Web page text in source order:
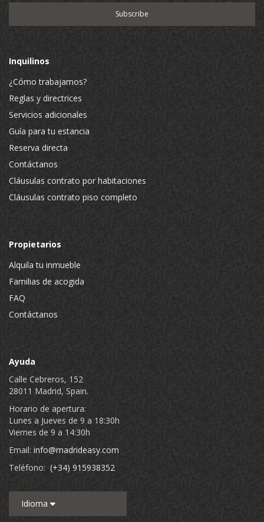
Inquilinos
¿Cómo trabajamos?
Reglas y directrices
Servicios adicionales
Guía para tu estancia
Reserva directa
Contáctanos
Cláusulas contrato por habitaciones
Cláusulas contrato piso completo
Propietarios
Alquila tu inmueble
Familias de acogida
FAQ
Contáctanos
Ayuda
Calle Cebreros, 152
28011 Madrid, Spain.
Horario de apertura:
Lunes a Jueves de 9 a 18:30h
Viernes de 9 a 14:30h
Email: info@madrideasy.com
Teléfono: (+34) 915938352
Idioma